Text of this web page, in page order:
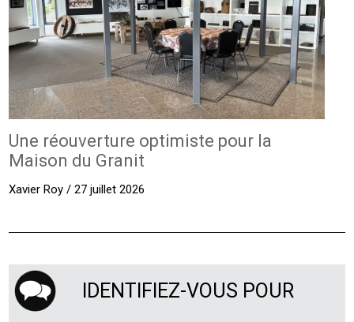
Une réouverture optimiste pour la
Maison du Granit
Xavier Roy / 27 juillet 2026
IDENTIFIEZ-VOUS POUR